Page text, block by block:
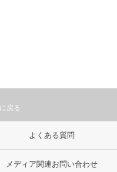
戻る
よくある質問
メディア関連お問い合わせ